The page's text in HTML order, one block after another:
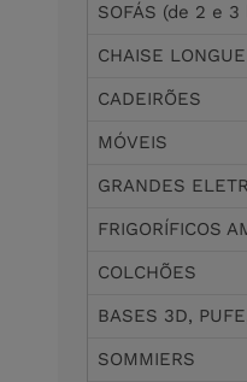
SOFÁS (de 2 e
CHAISE
CADEIRÕES
MÓVEIS
GRANDES
FRIGORÍFICOS
COLCHÕES
BASES 3D,
SOMMIERS